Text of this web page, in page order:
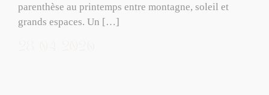
parenthèse au printemps entre montagne, soleil et
grands espaces. Un […]